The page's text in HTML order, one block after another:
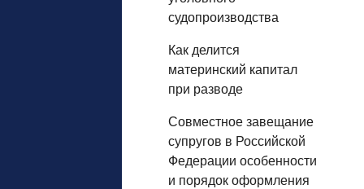
судопроизводства
Как делится
материнский капитал
при разводе
Совместное завещание
супругов в Российской
Федерации особенности
и порядок оформления